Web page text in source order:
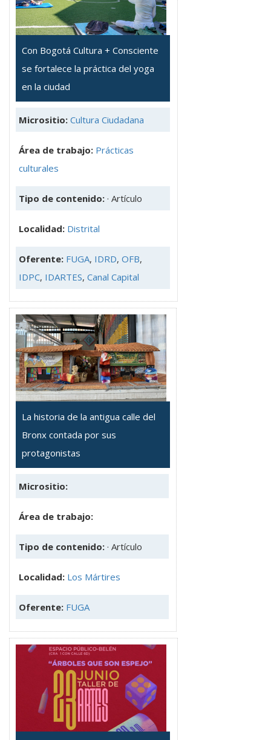
Con Bogotá Cultura + Consciente
se fortalece la práctica del yoga
en la ciudad
Micrositio: Cultura Ciudadana
Área de trabajo: Prácticas
culturales
Tipo de contenido: · Artículo
Localidad: Distrital
Oferente: FUGA, IDRD, OFB,
IDPC, IDARTES, Canal Capital
La historia de la antigua calle del
Bronx contada por sus
protagonistas
Micrositio:
Área de trabajo:
Tipo de contenido: · Artículo
Localidad: Los Mártires
Oferente: FUGA